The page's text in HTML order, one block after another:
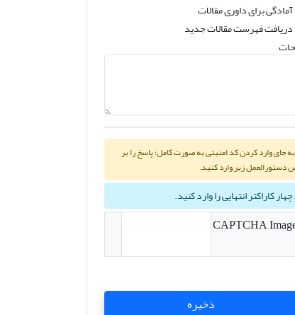
آمادگی برای داوری مقالات
دریافت فهرست مقالات جدید
لطفا به جای وارد کردن کد امنیتی به صورت کامل؛ پاسخ را بر
دستورالعمل زیر وارد کنید.
کاراکتر انتهایی را وارد کنید.
ذخیره